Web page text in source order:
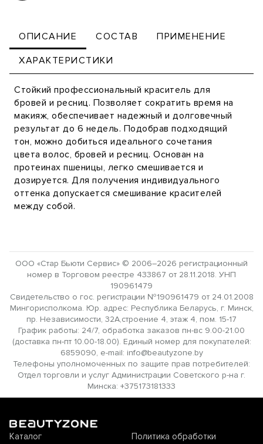
ОПИСАНИЕ СОСТАВ ПРИМЕНЕНИЕ
ХАРАКТЕРИСТИКИ
Стойкий профессиональный краситель для
бровей и ресниц. Позволяет сократить время на
макияж, обеспечивает надежный и долговечный
результат до 6 недель. Подобрав подходящий
тон, можно добиться идеального сочетания
цвета волос, бровей и ресниц. Основан на
протеинах пшеницы, легко смешивается и
дозируется. Для получения индивидуального
оттенка допускается смешивание красителей
между собой.
ООО «Стар Бьюти Сервис» © 2006–2026 регистрационный
номер в Торговом реестре 433867 от 28.11.2018. УНП
190961479
Свидетельство о гос. регистрации №190961479 от 24.01.2008
Мингорисполкома. Юр. адрес: Республика Беларусь, г. Минск,
пр. Независимости, 32А,строение 4, этаж 4, пом. 15-17
График работы: 24/7, обработка заказов пн-вс 9.00-21.00
(доставка пн-пт 10.00-18.00). Единый номер для покупателей:
6859090, e-mail: info@beautyzone.by
Телефоны уполномоченных по защите прав потребителей:
Отдел торговли и услуг Администрации Советского р-на г.
Минска: +375173181333
Каталог
Политика обработки